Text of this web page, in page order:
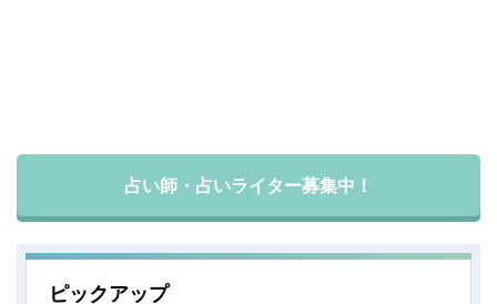
占い師・占いライター募集中！
ピックアップ